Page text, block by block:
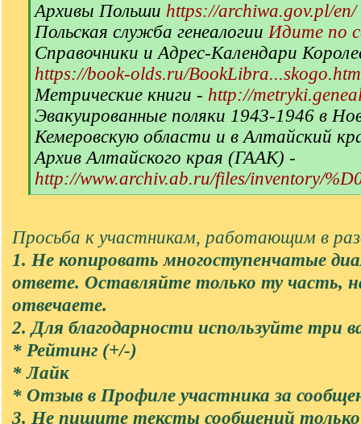
q
]
Архивы Польши https://archiwa.gov.pl/en/
Польская служба генеалогииИдите по
Справочники и Адрес-Календари
https://book-olds.ru/
Метрические книги - http://
Эвакуированные поляки 1943-1946 в
Кемеровскую области и в Алтайский
Архив Алтайского края (ГААК) -
http://www.archiv.ab.ru/files/inventory/
[
]
Просьба к участникам, работающим в
1. Не копировать многоступенчатые
ответе. Оставляйте только ту часть,
отвечаете.
2. Для благодарности используйте три
* Рейтинг (+/-)
* Лайк
* Отзыв в Профиле участника за
3. Не пишите тексты сообщений